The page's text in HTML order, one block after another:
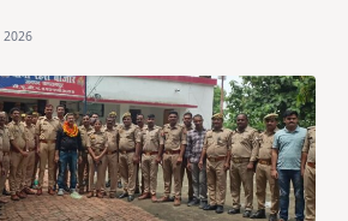
2026